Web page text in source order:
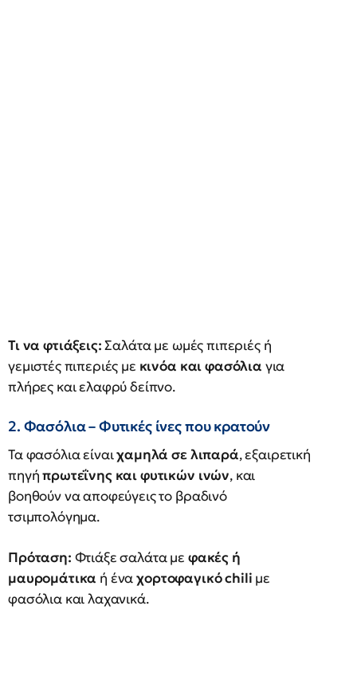
Τι να φτιάξεις:Σαλάτα με ωμές πιπεριές ή
γεμιστές πιπεριές με κινόα και φασόλια για
πλήρες και ελαφρύ δείπνο.
2. Φασόλια – Φυτικές ίνες που κρατούν
Τα φασόλια είναιχαμηλά σε λιπαρά, εξαιρετική
πηγήπρωτεΐνης και φυτικών ινών, και
βοηθούν να αποφεύγεις το βραδινό
τσιμπολόγημα.
Πρόταση: Φτιάξε σαλάτα με φακές ή
μαυρομάτικα ή έναχορτοφαγικό chili με
φασόλια και λαχανικά.